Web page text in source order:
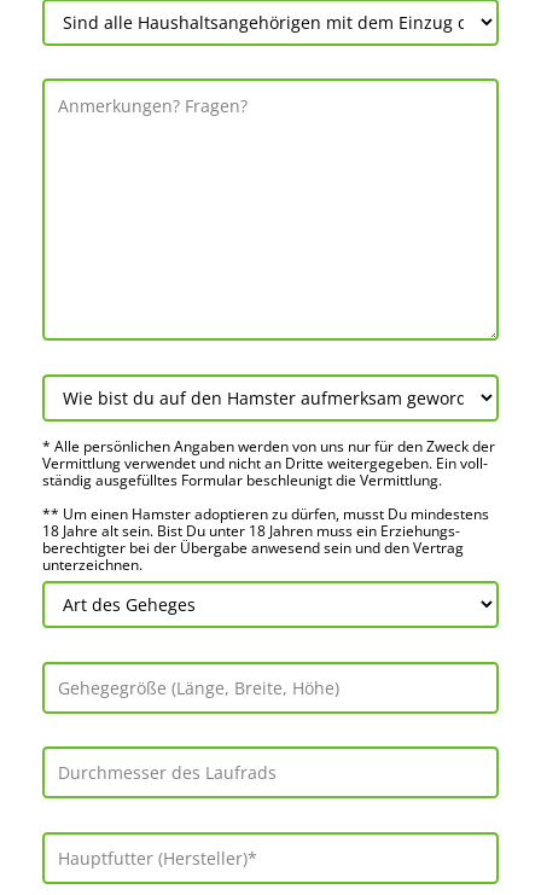
* Alle persön­lichen Angaben werden von uns nur für den Zweck der
Vermitt­lung verwendet und nicht an Dritte weiter­gegeben. Ein voll­
ständig ausge­fülltes Formular beschleu­nigt die Vermitt­lung.
** Um einen Hamster adoptieren zu dürfen, musst Du mindes­tens
18 Jahre alt sein. Bist Du unter 18 Jahren muss ein Erziehungs­
berechtigter bei der Über­gabe anwes­end sein und den Vertrag
unter­zeichnen.